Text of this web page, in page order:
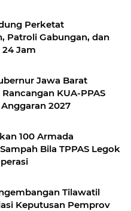
Perketat
Patroli Gabungan, dan
Jam
Jawa Barat
KUA-PPAS
2027
100 Armada
Bila TPPAS Legok
Tilawatil
Keputusan Pemprov